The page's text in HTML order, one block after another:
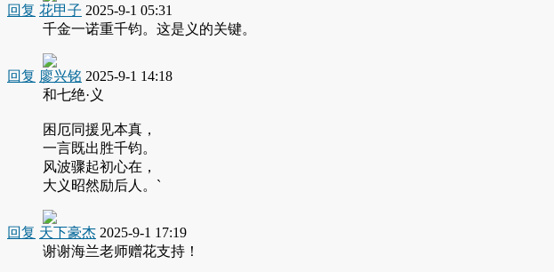
回复 花甲子 2025-9-1 05:31
千金一诺重千钧。这是义的关键。
回复 廖兴铭 2025-9-1 14:18
和七绝·义
困厄同援见本真，
一言既出胜千钧。
风波骤起初心在，
大义昭然励后人。`
回复 天下豪杰 2025-9-1 17:19
谢谢海兰老师赠花支持！